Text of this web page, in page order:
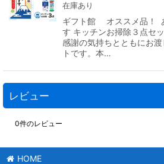
在庫あり
ギフト館 オススメ品！
す キッチンお掃除３点セ
感謝の気持ちとともにお
トです。本…
レビュー
0件のレビュー
HOME